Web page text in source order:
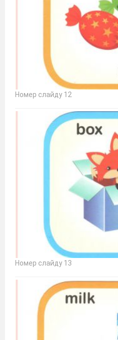
Номер слайду 12
Номер слайду 13